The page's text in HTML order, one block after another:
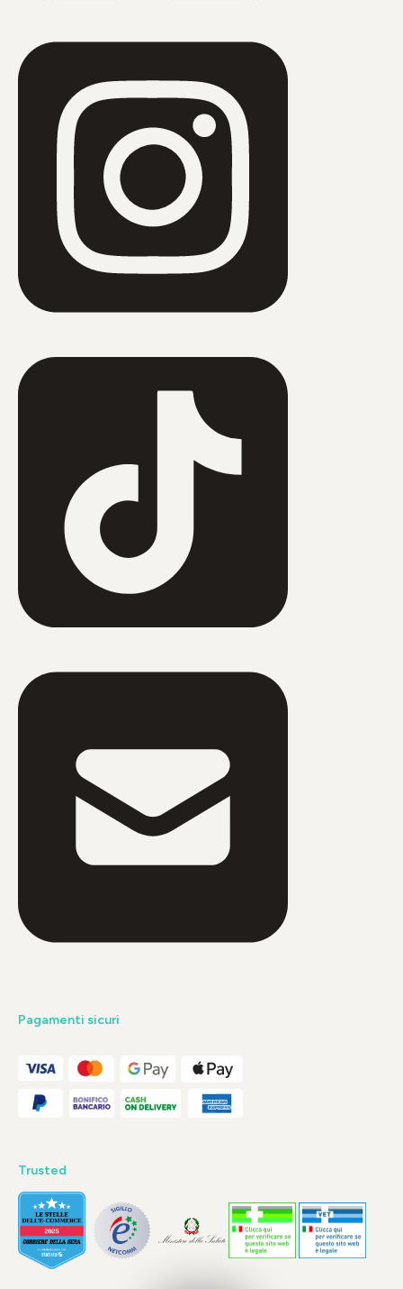
Pagamenti sicuri
Trusted